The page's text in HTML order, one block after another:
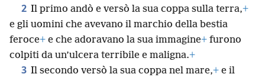
2 Il primo andò e versò la sua coppa sulla terra,+
e gli uomini che avevano il marchio della bestia
feroce+ e che adoravano la sua immagine+ furono
colpiti da un’ulcera terribile e maligna.+
3 Il secondo versò la sua coppa nel mare,+ e il